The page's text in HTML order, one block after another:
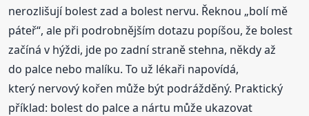
nerozlišují bolest zad a bolest nervu. Řeknou „bolí mě
páteř“, ale při podrobnějším dotazu popíšou, že bolest
začíná v hýždi, jde po zadní straně stehna, někdy až
do palce nebo malíku. To už lékaři napovídá,
který nervový kořen může být podrážděný. Praktický
příklad: bolest do palce a nártu může ukazovat